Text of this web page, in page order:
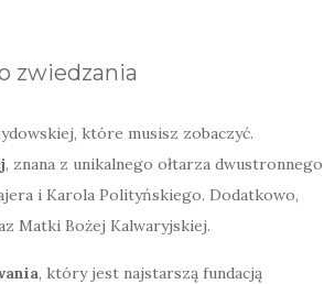
zwiedzania
które musisz zobaczyć.
, znana z unikalnego ołtarza dwustronnego
i Karola Polityńskiego. Dodatkowo,
Matki Bożej Kalwaryjskiej.
, który jest najstarszą fundacją